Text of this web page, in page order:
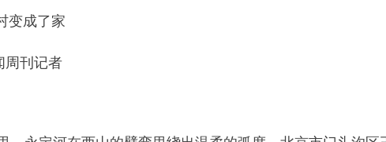
变成了家
刊记者